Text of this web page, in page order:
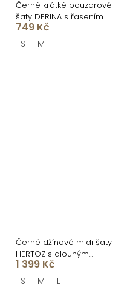
Černé krátké pouzdrové
šaty DERINA s řasením
749 Kč
S M
Černé džínové midi šaty
HERTOZ s dlouhým
rukávem
1 399 Kč
S M L